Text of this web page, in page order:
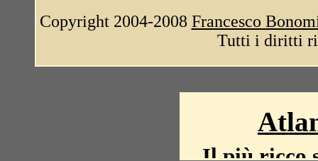
Copyright 2004-2008 Francesco
Tutti i diritti
Il più ricco